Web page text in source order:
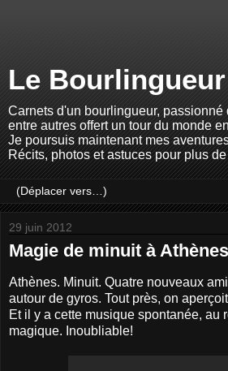
Le Bourlingueur
Carnets d'un bourlingueur, passionné
entre autres offert un tour du monde
Je poursuis maintenant mes
Récits, photos et astuces pour plus
29 juin 2012
Magie de minuit à Athènes
Athènes. Minuit. Quatre nouveaux
autour de gyros. Tout près, on
Et il y a cette musique spontanée, au
magique. Inoubliable!